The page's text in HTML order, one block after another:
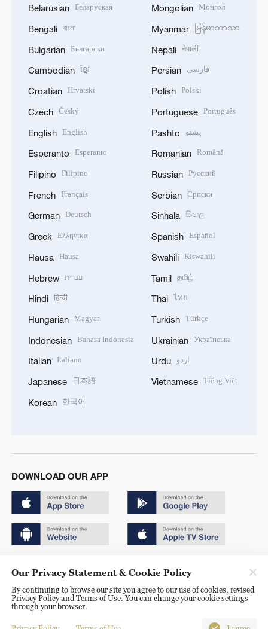
Belarusian Беларуская
Bengali বাংলা
Bulgarian Български
Cambodian ខ្មែរ
Croatian Hrvatski
Czech Český
English English
Esperanto Esperanto
Filipino Filipino
French Français
German Deutsch
Greek Ελληνικά
Hausa Hausa
Hebrew עברית
Hindi हिन्दी
Hungarian Magyar
Indonesian Bahasa Indonesia
Italian Italiano
Japanese 日本語
Korean 한국어
Mongolian Монгол
Myanmar မြန်မာဘာသာ
Nepali नेपाली
Persian فارسی
Polish Polski
Portuguese Português
Pashto پښتو
Romanian Română
Russian Русский
Serbian Српски
Sinhala සිංහල
Spanish Español
Swahili Kiswahili
Tamil தமிழ்
Thai ไทย
Turkish Türkçe
Ukrainian Українська
Urdu اردو
Vietnamese Tiếng Việt
DOWNLOAD OUR APP
京ICP备20000184号
京公网安备 11010502050052号
Disinformation report hotline: 010-85061466
Our Privacy Statement & Cookie Policy
By continuing to browse our site you agree to our use of cookies, revised
Privacy Policy and Terms of Use. You can change your cookie settings
through your browser.